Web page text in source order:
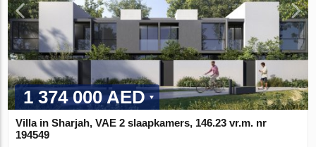
1 374 000 AED
Villa in Sharjah, VAE 2 slaapkamers, 146.23 vr.m. nr
194549